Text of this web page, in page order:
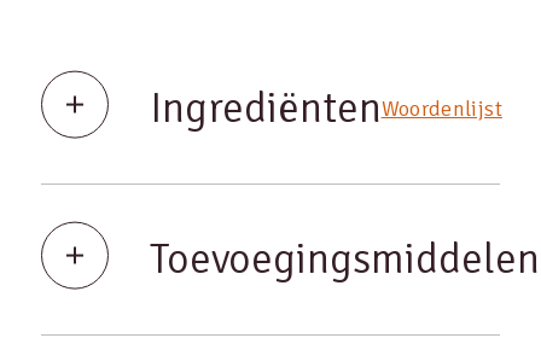
IngrediëntenWoordenlijst
Toevoegingsmiddelen